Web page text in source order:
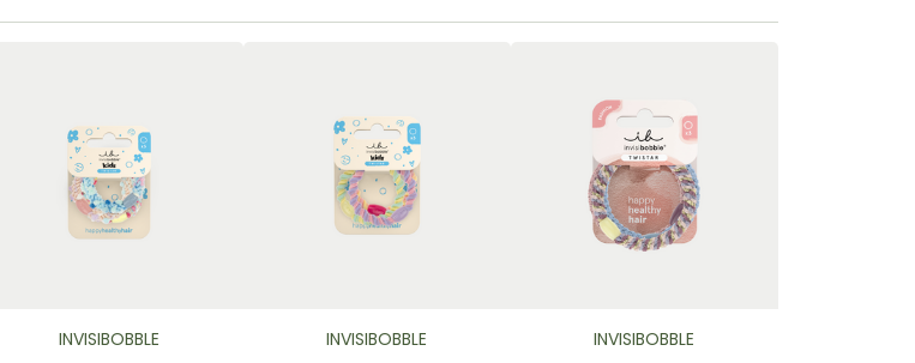
INVISIBOBBLE INVISIBOBBLE INVISIBOBBLE